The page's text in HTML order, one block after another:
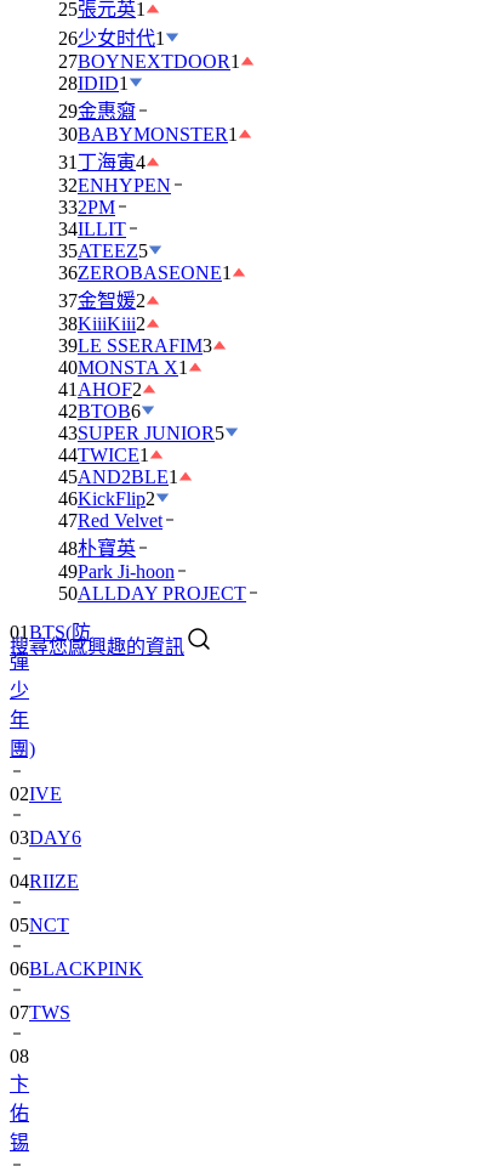
25張元英1
26少女时代1
27BOYNEXTDOOR1
28IDID1
29金惠奫
30BABYMONSTER1
31 丁海寅4
32ENHYPEN
332PM
34ILLIT
35ATEEZ5
36ZEROBASEONE1
37金智媛2
38KiiiKiii2
39LE SSERAFIM3
40MONSTA X1
41 AHOF2
42BTOB6
43SUPER JUNIOR5
44TWICE1
45AND2BLE1
46KickFlip2
47Red Velvet
48朴寶英
49Park Ji-hoon
50ALLDAY PROJECT
搜尋您感興趣的資訊
BTS(防
少
年
團)
02IVE
03DAY6
04RIIZE
05NCT
06BLACKPINK
07TWS
08
卞
佑
锡
09